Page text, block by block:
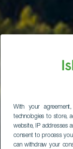
With your
technologies to store,
website, IP addresses
consent to process
can withdraw your